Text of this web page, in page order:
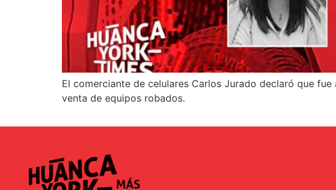
El comerciante de celulares Carlos Jurado declaró que
venta de equipos robados.